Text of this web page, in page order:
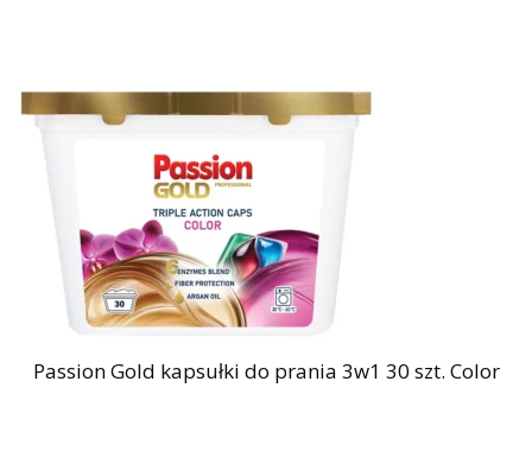
Passion Gold kapsułki do prania 3w1 30 szt. Color